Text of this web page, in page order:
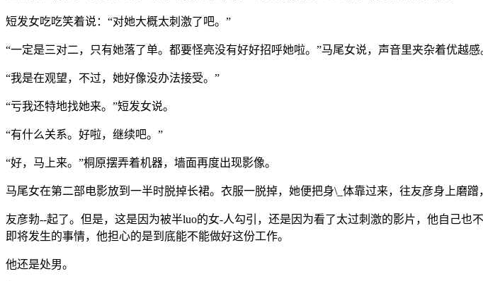
短发女吃吃笑着说：“对她大概太刺激了吧。”
“一定是三对二，只有她落了单。都要怪亮没有好好招呼她啦。”马尾女说，声音里夹杂着优越感
“我是在观望，不过，她好像没办法接受。”
“亏我还特地找她来。”短发女说。
“有什么关系。好啦，继续吧。”
“好，马上来。”桐原摆弄着机器，墙面再度出现影像。
马尾女在第二部电影放到一半时脱掉长裙。衣服一脱掉，她便把身\_体靠过来，往友彦身上磨
友彦勃--起了。但是，这是因为被半luo的女-人勾引，还是因为看了太过刺激的影片，他自己
即将发生的事情，他担心的是到底能不能做好这份工作。
他还是处男。